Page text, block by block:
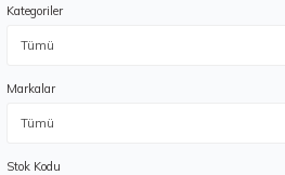
Kategoriler
Markalar
Stok Kodu